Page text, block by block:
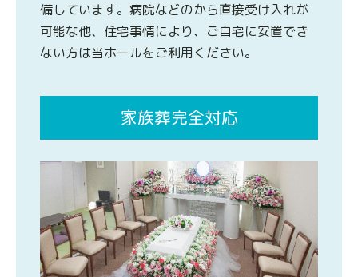
備しています。病院などのから直接受け入れが
可能な他、住宅事情により、ご自宅に安置でき
ない方は当ホールをご利用ください。
家族葬完全対応